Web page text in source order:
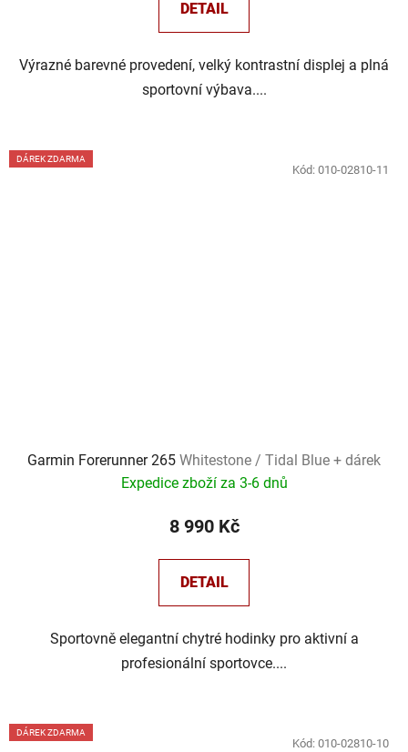
DETAIL
Výrazné barevné provedení, velký kontrastní displej a plná
sportovní výbava....
DÁREK ZDARMA
Garmin Forerunner 265 Whitestone / Tidal Blue + dárek
Expedice zboží za 3-6 dnů
8 990 Kč
DETAIL
Sportovně elegantní chytré hodinky pro aktivní a
profesionální sportovce....
Kód: 010-02810-11
DÁREK ZDARMA
Kód: 010-02810-10